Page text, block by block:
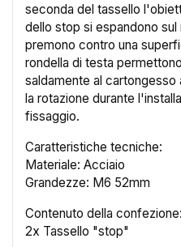
seconda del tassello
dello stop si espandono
premono contro una
rondella di testa
saldamente al
la rotazione durante
fissaggio.
Caratteristiche tecniche:
Materiale: Acciaio
Grandezze: M6 52mm
Contenuto della confezione:
2x Tassello "stop"
Crea lista dei
Nome lista dei desideri
Annulla